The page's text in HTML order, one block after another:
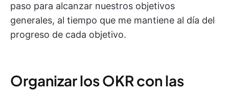
paso para alcanzar nuestros objetivos
generales, al tiempo que me mantiene al día del
progreso de cada objetivo.
Organizar los OKR con las